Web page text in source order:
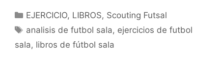
Categorías
EJERCICIO, LIBROS, Scouting Futsal
Etiquetas
analisis de futbol sala, ejercicios de futbol
sala, libros de fútbol sala